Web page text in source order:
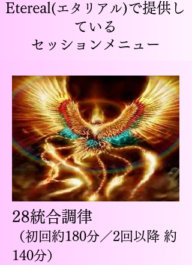
​Etereal(エタリアル)で提供し
ている
セッションメニュー
28統合調律
（初回約180分／2回以降 約
140分）